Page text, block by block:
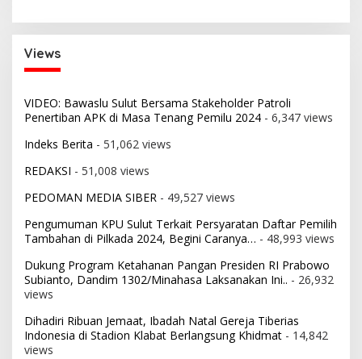
Views
VIDEO: Bawaslu Sulut Bersama Stakeholder Patroli
Penertiban APK di Masa Tenang Pemilu 2024 - 6,347 views
Indeks Berita - 51,062 views
REDAKSI - 51,008 views
PEDOMAN MEDIA SIBER - 49,527 views
Pengumuman KPU Sulut Terkait Persyaratan Daftar Pemilih
Tambahan di Pilkada 2024, Begini Caranya… - 48,993 views
Dukung Program Ketahanan Pangan Presiden RI Prabowo
Subianto, Dandim 1302/Minahasa Laksanakan Ini.. - 26,932
views
Dihadiri Ribuan Jemaat, Ibadah Natal Gereja Tiberias
Indonesia di Stadion Klabat Berlangsung Khidmat - 14,842
views